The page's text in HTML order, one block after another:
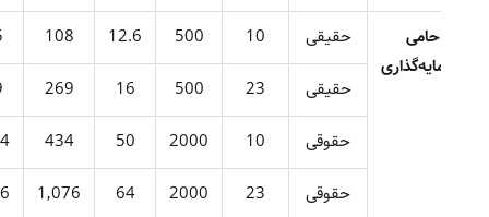
10
500
12.6
108
605
23
500
16
269
769
10
2000
50
434
2,434
23
2000
64
1,076
3,076